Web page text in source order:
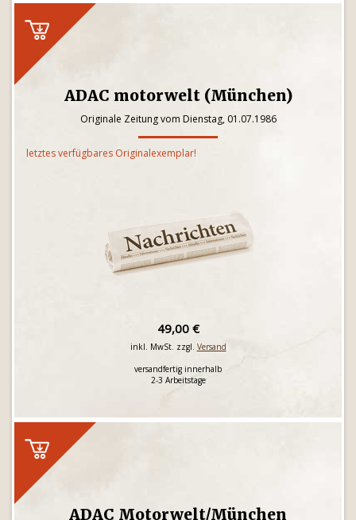
ADAC motorwelt (München)
Originale Zeitung vom Dienstag, 01.07.1986
letztes verfügbares Originalexemplar!
49,00 €
inkl. MwSt. zzgl. Versand
versandfertig innerhalb
2-3 Arbeitstage
ADAC Motorwelt/München